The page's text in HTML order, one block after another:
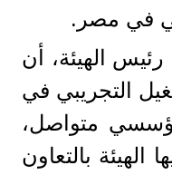
في مصر.
الهيئة، أن
التجريبي في
متواصل،
بالتعاون